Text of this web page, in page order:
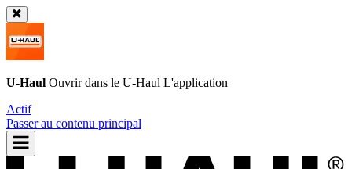
U-Haul Ouvrir dans le U-Haul L'application
Actif
Passer au contenu principal